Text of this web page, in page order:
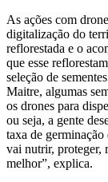
As ações com
digitalização do
reflorestada e o
que esse
seleção de
Maitre, algumas
os drones para
ou seja, a gente
taxa de germinação
vai nutrir, proteger,
melhor”, explica.